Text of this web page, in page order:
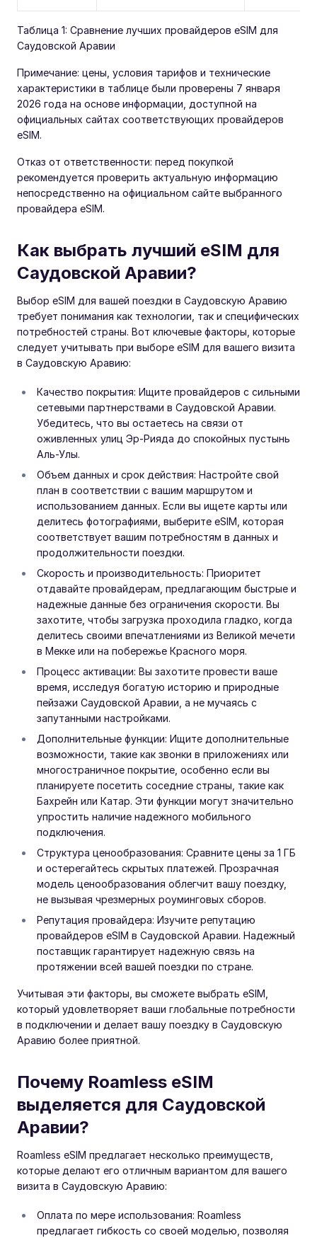
Таблица 1: Сравнение лучших провайдеров eSIM для
Саудовской Аравии
Примечание: цены, условия тарифов и технические
характеристики в таблице были проверены 7 января
2026 года на основе информации, доступной на
официальных сайтах соответствующих провайдеров
eSIM.
Отказ от ответственности: перед покупкой
рекомендуется проверить актуальную информацию
непосредственно на официальном сайте выбранного
провайдера eSIM.
Как выбрать лучший eSIM для
Саудовской Аравии?
Выбор eSIM для вашей поездки в Саудовскую Аравию
требует понимания как технологии, так и специфических
потребностей страны. Вот ключевые факторы, которые
следует учитывать при выборе eSIM для вашего визита
в Саудовскую Аравию:
Качество покрытия: Ищите провайдеров с сильными
сетевыми партнерствами в Саудовской Аравии.
Убедитесь, что вы остаетесь на связи от
оживленных улиц Эр-Рияда до спокойных пустынь
Аль-Улы.
Объем данных и срок действия: Настройте свой
план в соответствии с вашим маршрутом и
использованием данных. Если вы ищете карты или
делитесь фотографиями, выберите eSIM, которая
соответствует вашим потребностям в данных и
продолжительности поездки.
Скорость и производительность: Приоритет
отдавайте провайдерам, предлагающим быстрые и
надежные данные без ограничения скорости. Вы
захотите, чтобы загрузка проходила гладко, когда
делитесь своими впечатлениями из Великой мечети
в Мекке или на побережье Красного моря.
Процесс активации: Вы захотите провести ваше
время, исследуя богатую историю и природные
пейзажи Саудовской Аравии, а не мучаясь с
запутанными настройками.
Дополнительные функции: Ищите дополнительные
возможности, такие как звонки в приложениях или
многостраничное покрытие, особенно если вы
планируете посетить соседние страны, такие как
Бахрейн или Катар. Эти функции могут значительно
упростить наличие надежного мобильного
подключения.
Структура ценообразования: Сравните цены за 1 ГБ
и остерегайтесь скрытых платежей. Прозрачная
модель ценообразования облегчит вашу поездку,
не вызывая чрезмерных роуминговых сборов.
Репутация провайдера: Изучите репутацию
провайдеров eSIM в Саудовской Аравии. Надежный
поставщик гарантирует надежную связь на
протяжении всей вашей поездки по стране.
Учитывая эти факторы, вы сможете выбрать eSIM,
который удовлетворяет ваши глобальные потребности
в подключении и делает вашу поездку в Саудовскую
Аравию более приятной.
Почему Roamless eSIM
выделяется для Саудовской
Аравии?
Roamless eSIM предлагает несколько преимуществ,
которые делают его отличным вариантом для вашего
визита в Саудовскую Аравию:
Оплата по мере использования: Roamless
предлагает гибкость со своей моделью, позволяя